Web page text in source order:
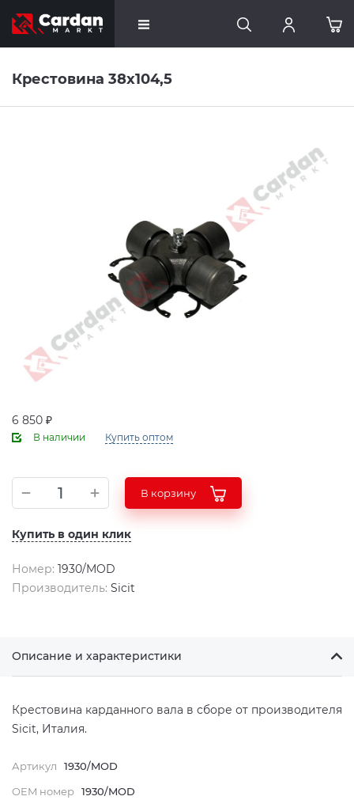
Крестовина 38x104,5
6 850 ₽
В наличии Купить оптом
В корзину
Купить в один клик
Номер: 1930/MOD
Производитель: Sicit
Описание и характеристики
Крестовина карданного вала в сборе от производителя
Sicit, Италия.
Артикул
1930/MOD
OEM номер 1930/MOD